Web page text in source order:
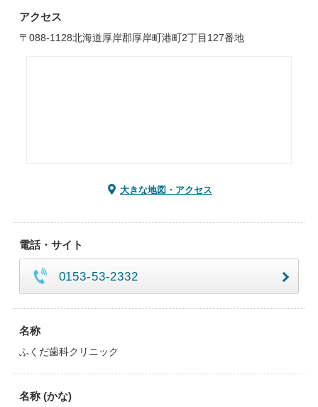
アクセス
〒088-1128北海道厚岸郡厚岸町港町2丁目127番地
大きな地図・アクセス
電話・サイト
0153-53-2332
名称
ふくだ歯科クリニック
名称 (かな)